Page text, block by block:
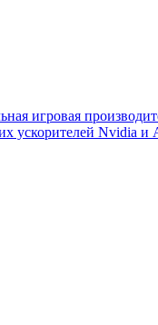
игровая
ускорителей Nvidia и